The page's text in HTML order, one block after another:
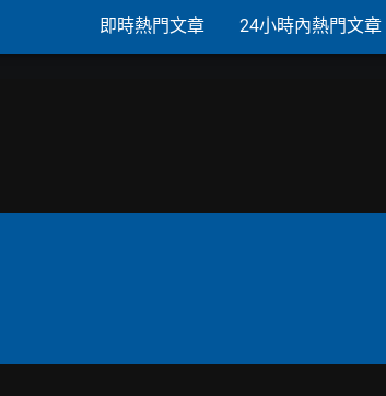
即時熱門文章 24小時內熱門文章